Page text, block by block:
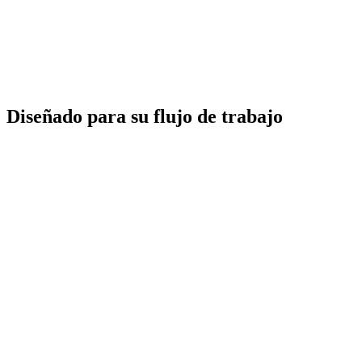
Diseñado para su flujo de trabajo